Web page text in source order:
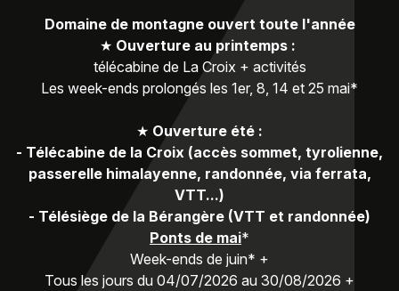
Domaine de montagne ouvert toute l'année
★ Ouverture au printemps :
télécabine de La Croix + activités
Les week-ends prolongés les 1er, 8, 14 et 25 mai*
★ Ouverture été :
- Télécabine de la Croix (accès sommet, tyrolienne,
passerelle himalayenne, randonnée, via ferrata,
VTT...)
- Télésiège de la Bérangère (VTT et randonnée)
Ponts de mai*
Week-ends de juin* +
Tous les jours du 04/07/2026 au 30/08/2026 +